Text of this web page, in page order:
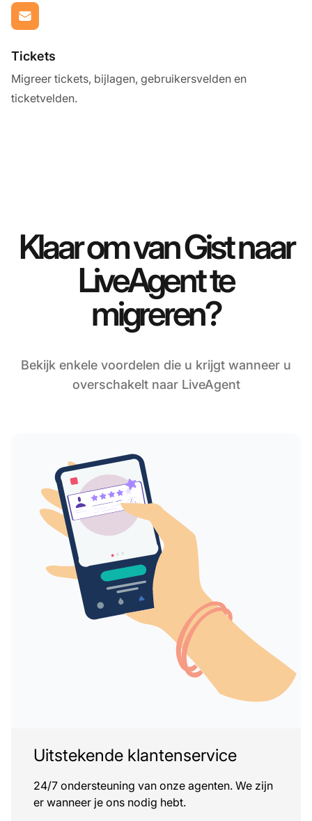
Tickets
Migreer tickets, bijlagen, gebruikersvelden en
ticketvelden.
Klaar om van Gist naar
LiveAgent te
migreren?
Bekijk enkele voordelen die u krijgt wanneer u
overschakelt naar LiveAgent
Uitstekende klantenservice
24/7 ondersteuning van onze agenten. We zijn
er wanneer je ons nodig hebt.